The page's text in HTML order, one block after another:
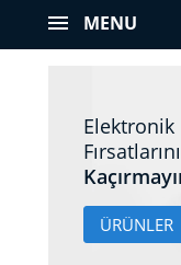
MENU
Elektronik
Fırsatlarını
ÜRÜNLER